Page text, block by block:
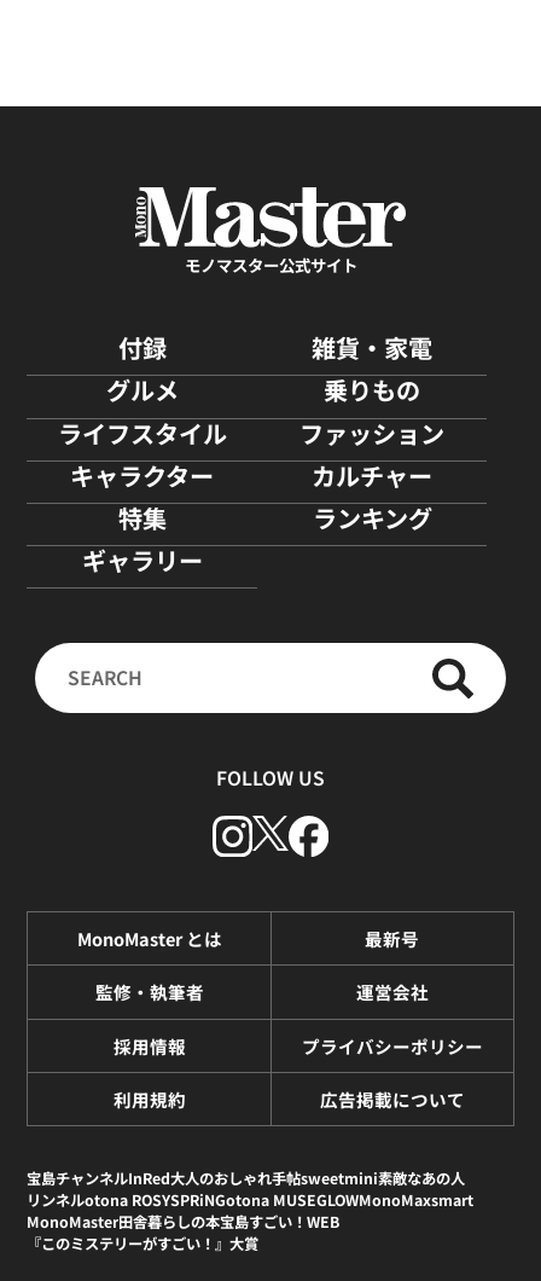
モノマスター公式サイト
付録
雑貨・家電
グルメ
乗りもの
ライフスタイル
ファッション
キャラクター
カルチャー
特集
ランキング
ギャラリー
FOLLOW US
MonoMaster とは 最新号
監修・執筆者 運営会社
採用情報 プライバシーポリシー
利用規約 広告掲載について
宝島チャンネルInRed大人のおしゃれ手帖sweetmini素敵なあの人
リンネルotona ROSYSPRiNGotona MUSEGLOWMonoMaxsmart
MonoMaster田舎暮らしの本宝島すごい！WEB
『このミステリーがすごい！』大賞